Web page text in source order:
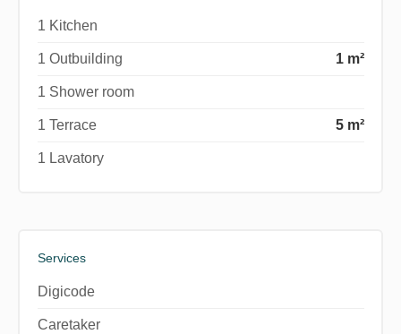
1 Kitchen
1 Outbuilding 1 m²
1 Shower room
1 Terrace 5 m²
1 Lavatory
Services
Digicode
Caretaker